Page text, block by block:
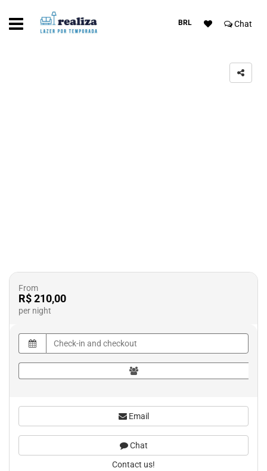
BRL Chat
From
R$ 210,00
per night
Email
Chat
Contact us!